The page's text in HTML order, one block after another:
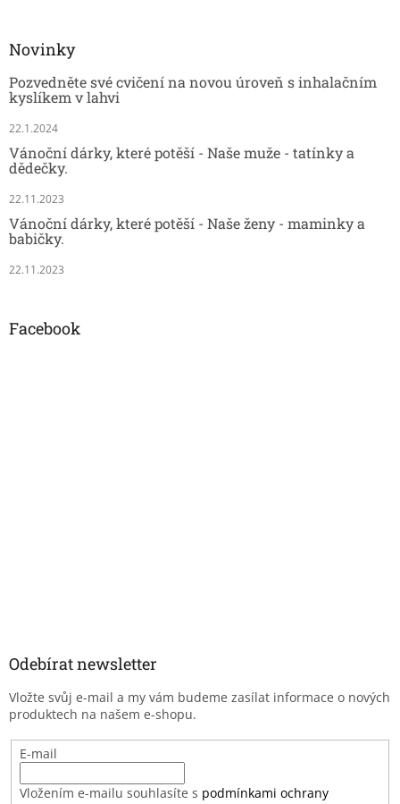
Novinky
Pozvedněte své cvičení na novou úroveň s inhalačním
kyslíkem v lahvi
22.1.2024
Vánoční dárky, které potěší - Naše muže - tatínky a
dědečky.
22.11.2023
Vánoční dárky, které potěší - Naše ženy - maminky a
babičky.
22.11.2023
Facebook
Odebírat newsletter
Vložte svůj e-mail a my vám budeme zasílat informace o nových
produktech na našem e-shopu.
E-mail
Vložením e-mailu souhlasíte s podmínkami ochrany